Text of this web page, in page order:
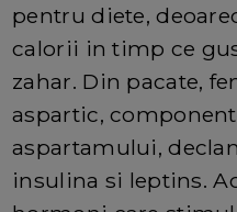
pentru diete,
calorii in timp ce
zahar. Din pacate,
aspartic,
aspartamului,
insulina si leptins.